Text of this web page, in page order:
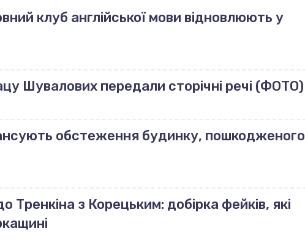
клуб англійської мови відновлюють у
Шувалових передали сторічні речі (ФОТО)
обстеження будинку, пошкодженого
Тренкіна з Корецьким: добірка фейків, які